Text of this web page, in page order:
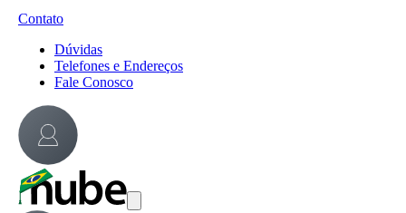
Contato
Dúvidas
Telefones e Endereços
Fale Conosco